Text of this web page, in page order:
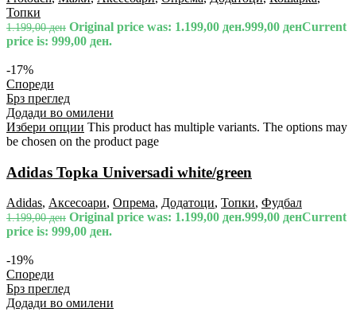
Топки
1.199,00ден Original price was: 1.199,00 ден.999,00 денCurrent
price is: 999,00 ден.
-17%
Спореди
Брз преглед
Додади во омилени
Избери опции This product has multiple variants. The options may
be chosen on the product page
Adidas Topka Universadi white/green
Adidas, Аксесоари, Опрема, Додатоци, Топки, Фудбал
1.199,00ден Original price was: 1.199,00 ден.999,00 денCurrent
price is: 999,00 ден.
-19%
Спореди
Брз преглед
Додади во омилени